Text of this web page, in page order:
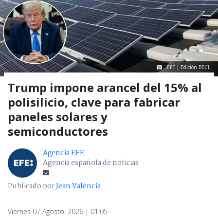
EFE | Edición BBCL
Trump impone arancel del 15% al
polisilicio, clave para fabricar
paneles solares y
semiconductores
Agencia EFE
Agencia española de noticias
Publicado porJean Valencia
Viernes 07 Agosto, 2026 | 01:05